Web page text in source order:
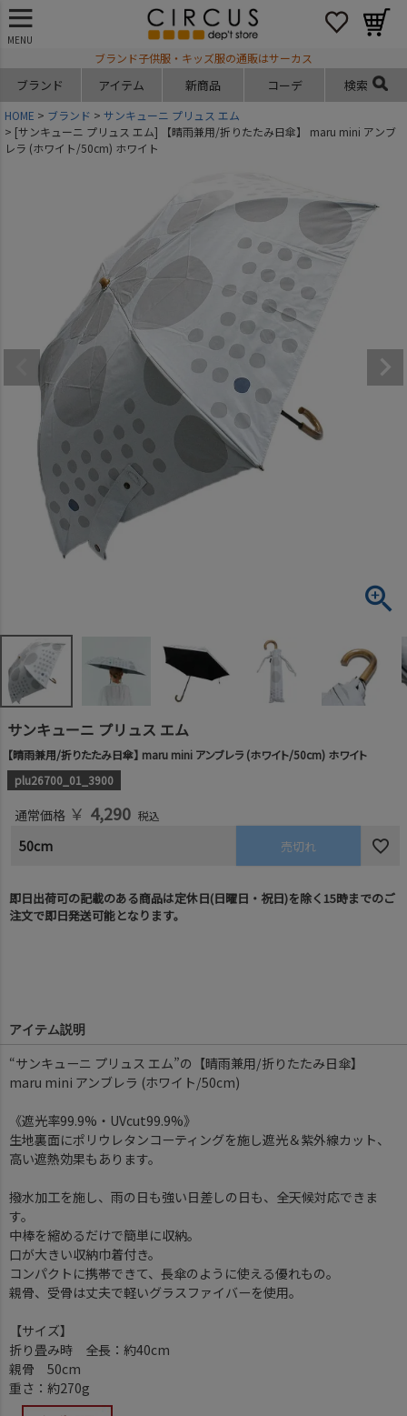
MENU
ブランド子供服・キッズ服の通販はサーカス
ブランド アイテム 新商品 コーデ 検索
HOME ブランド
サンキューニ プリュス エム
[サンキューニ プリュス エム] 【晴雨兼用/折りたたみ日傘】 maru mini アンブ
レラ (ホワイト/50cm) ホワイト
サンキューニ プリュス エム
【晴雨兼用/折りたたみ日傘】 maru mini アンブレラ (ホワイト/50cm) ホワイト
plu26700_01_3900
通常価格 ￥ 4,290 税込
50cm 売切れ
即日出荷可の記載のある商品は定休日(日曜日・祝日)を除く15時までのご
注文で即日発送可能となります。
アイテム説明
“サンキューニ プリュス エム”の【晴雨兼用/折りたたみ日傘】
maru mini アンブレラ (ホワイト/50cm)
《遮光率99.9%・UVcut99.9%》
生地裏面にポリウレタンコーティングを施し遮光＆紫外線カット、
高い遮熱効果もあります。
撥水加工を施し、雨の日も強い日差しの日も、全天候対応できま
す。
中棒を縮めるだけで簡単に収納。
口が大きい収納巾着付き。
コンパクトに携帯できて、長傘のように使える優れもの。
親骨、受骨は丈夫で軽いグラスファイバーを使用。
【サイズ】
折り畳み時 全長：約40cm
親骨 50cm
重さ：約270g